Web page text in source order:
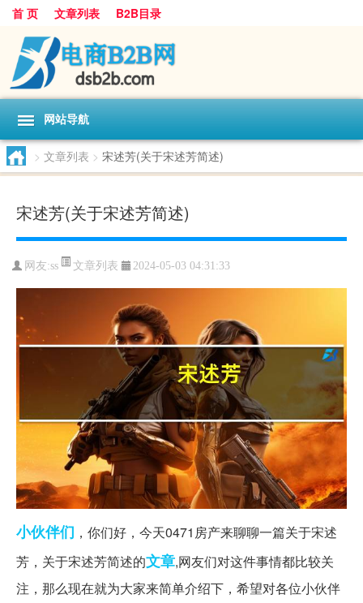
首 页 文章列表 B2B目录
网站导航
> 文章列表 > 宋述芳(关于宋述芳简述)
宋述芳(关于宋述芳简述)
网友:ss 文章列表 2024-05-03 04:31:33
小伙伴们 ，你们好，今天0471房产来聊聊一篇关于宋述
芳，关于宋述芳简述的文章,网友们对这件事情都比较关
注，那么现在就为大家来简单介绍下，希望对各位小伙伴